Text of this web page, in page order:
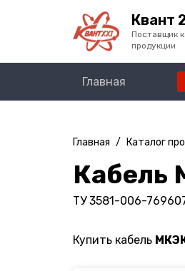
Квант
Поставщик
продукции
Главная
Главная / Каталог
Кабель
ТУ 3581-006-
Купить кабель